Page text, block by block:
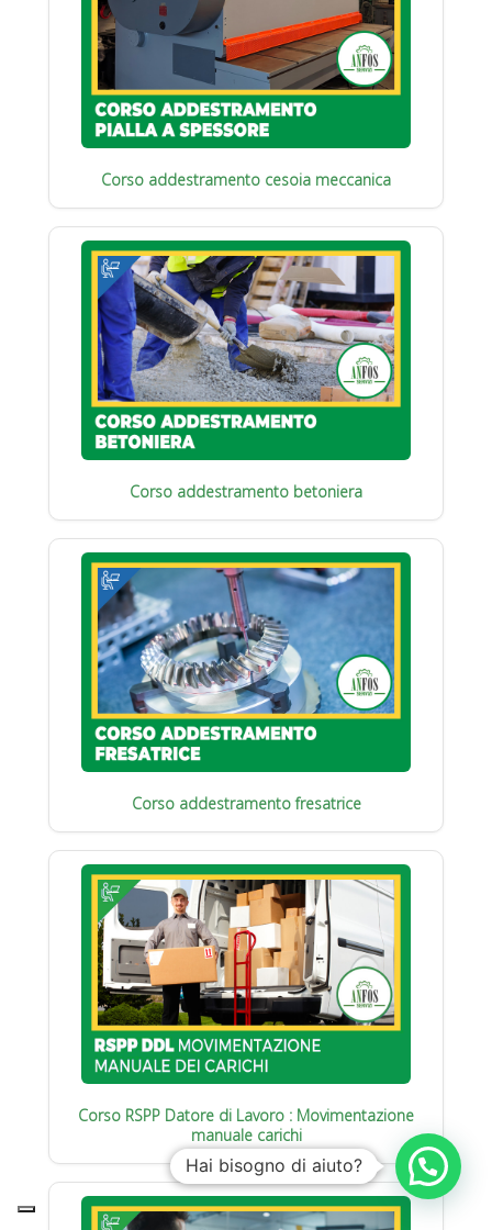
Corso addestramento cesoia meccanica
Corso addestramento betoniera
Corso addestramento fresatrice
Corso RSPP Datore di Lavoro : Movimentazione
manuale carichi
Hai bisogno di aiuto?